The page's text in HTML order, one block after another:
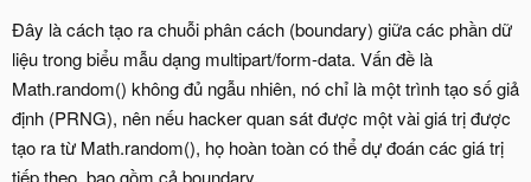
Đây là cách tạo ra chuỗi phân cách (boundary) giữa các phần dữ
liệu trong biểu mẫu dạng multipart/form-data. Vấn đề là
Math.random() không đủ ngẫu nhiên, nó chỉ là một trình tạo số giả
định (PRNG), nên nếu hacker quan sát được một vài giá trị được
tạo ra từ Math.random(), họ hoàn toàn có thể dự đoán các giá trị